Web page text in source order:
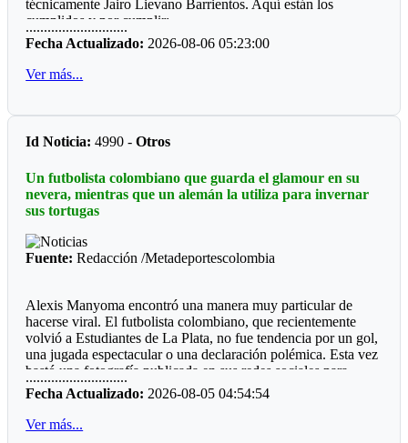
técnicamente Jairo Lievano Barrientos. Aquí están los
cumplidos y por cumplir:
"Guamal *
El pasado fin de semana se cumplió en el polideportivo del
patrocinada por el alcalde a José Fernando Peña Rabelo y
comunidad deportiva, hubo dos pantallas LED, sonido
profesional, juego de luces, quince combates y una buena
asistencia de público.
*Mesetas *
un campeonato de departamental, ya que hace presencia la
gran mayoría municipios do de hay boxeo.
Por qué será, que las entidades deporte, ya sean del orden
departamental o municipal le hacen "el feo" a eventos, que
valen la pena ver los recursos del Estado bien invertidos.
............................
Fecha Actualizado: 2026-08-06 05:23:00
Ver más...
Id Noticia: 4990 -Otros
Un futbolista colombiano que guarda el glamour en su
nevera, mientras que un alemán la utiliza para invernar
sus tortugas
Fuente: Redacción /Metadeportescolombia
Alexis Manyoma encontró una manera muy particular de
hacerse viral. El futbolista colombiano, que recientemente
volvió a Estudiantes de La Plata, no fue tendencia por un gol,
una jugada espectacular o una declaración polémica. Esta vez
bastó una fotografía publicada en sus redes sociales para
despertar la curiosidad de miles de personas: un refrigerador
completamente lleno de perfumes.
La imagen sorprendió porque, al abrir la nevera, no aparecían
............................
Fecha Actualizado: 2026-08-05 04:54:54
Ver más...